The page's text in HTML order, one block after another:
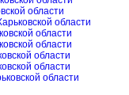
области
области
области
области
области
области
области